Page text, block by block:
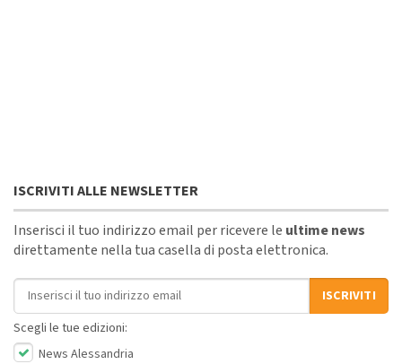
ISCRIVITI ALLE NEWSLETTER
Inserisci il tuo indirizzo email per ricevere le ultime news
direttamente nella tua casella di posta elettronica.
Indirizzo email
ISCRIVITI
Scegli le tue edizioni:
News Alessandria